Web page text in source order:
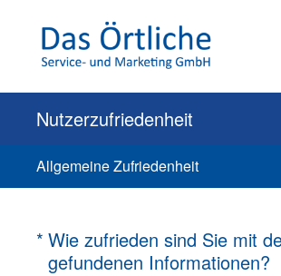
Nutzerzufriedenheit
Allgemeine Zufriedenheit
* Wie zufrieden sind Sie mit
gefundenen Informationen?
(Erforderlich.)